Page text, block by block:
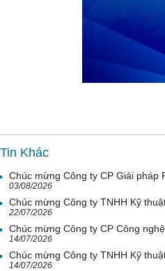
Tin Khác
Chúc mừng Công ty CP Giải pháp
03/08/2026
Chúc mừng Công ty TNHH Kỹ
22/07/2026
Chúc mừng Công ty CP Công
14/07/2026
Chúc mừng Công ty TNHH Kỹ
14/07/2026